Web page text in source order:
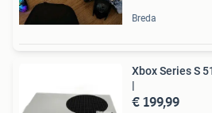
Breda
Xbox Series S
|
€ 199,99